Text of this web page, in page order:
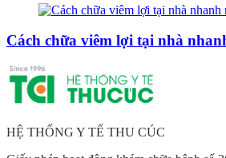
Cách chữa viêm lợi tại nhà
HỆ THỐNG Y TẾ THU CÚC